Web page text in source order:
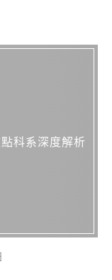
科系深度解析